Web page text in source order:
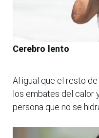
Cerebro lento
Al igual que el resto
los embates del calor
persona que no se